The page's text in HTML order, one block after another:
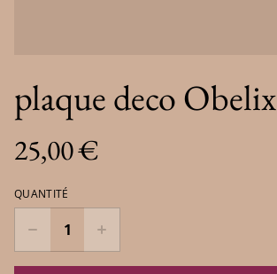
plaque deco Obelix
25,00 €
QUANTITÉ